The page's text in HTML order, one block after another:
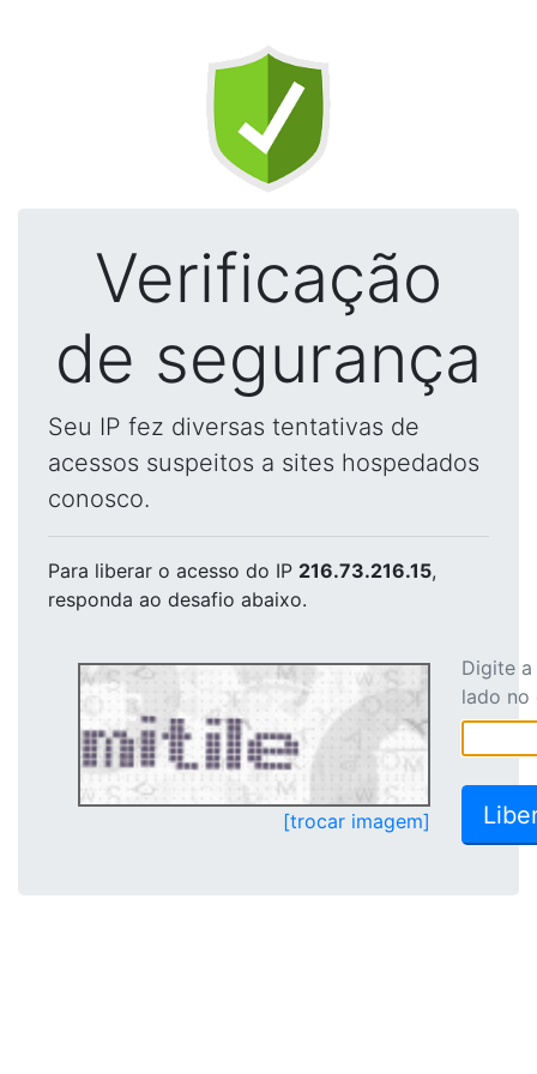
Verificação
de segurança
Seu IP fez diversas tentativas de
acessos suspeitos a sites hospedados
conosco.
Para liberar o acesso do IP 216.73.216.15,
responda ao desafio abaixo.
[trocar imagem]
Digite
lado no